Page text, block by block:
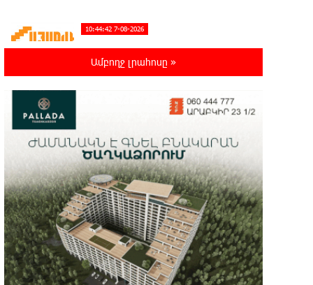
10:44:42 7-08-2026
առաքելական եկեղեցու
դատապարտում է Գարեգին Բ-ի և
եպիսկոպոսների նկատմամբ քրեական
հետապնդումը
9:30:39 7-08-2026
Այսօր «Համահայկական ճակատ»
կուսակցության ղեկավար, ՀՀ
Զինված ուժերի պահեստազորի փոխգնդապետ,
հետախուզական զորքերի սպա Արսեն
Վարդանյանի ծննդյան տարեդարձն է
Ամբողջ լրահոսը »